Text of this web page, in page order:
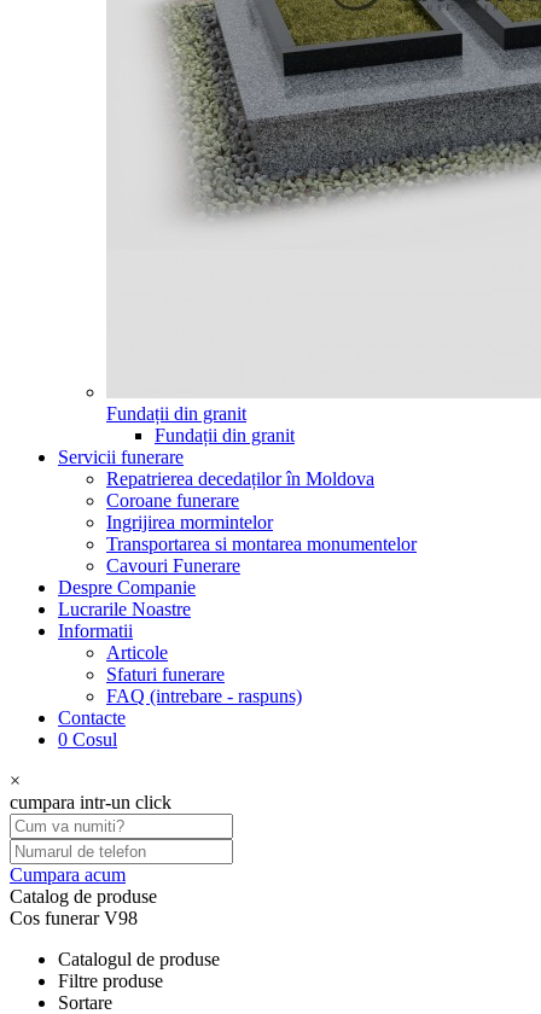
Fundații din granit
Fundații din granit
Servicii funerare
Repatrierea decedaților în Moldova
Coroane funerare
Ingrijirea mormintelor
Transportarea si montarea monumentelor
Cavouri Funerare
Despre Companie
Lucrarile Noastre
Informatii
Articole
Sfaturi funerare
FAQ (intrebare - raspuns)
Contacte
0 Cosul
×
cumpara intr-un click
Cumpara acum
Catalog de produse
Cos funerar V98
Catalogul de produse
Filtre produse
Sortare